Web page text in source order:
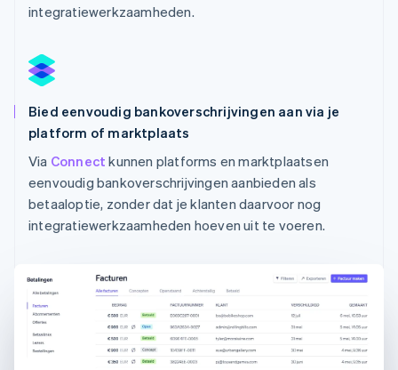
integratiewerkzaamheden.
Bied eenvoudig bankoverschrijvingen aan via je
platform of marktplaats
Via Connect kunnen platforms en marktplaatsen
eenvoudig bankoverschrijvingen aanbieden als
betaaloptie, zonder dat je klanten daarvoor nog
integratiewerkzaamheden hoeven uit te voeren.
English
België
Nederlands FrançaisDeutsch
Brazilië
Português English
Bulgarije
English
Canada
Denemarken
English
Duitsland
English